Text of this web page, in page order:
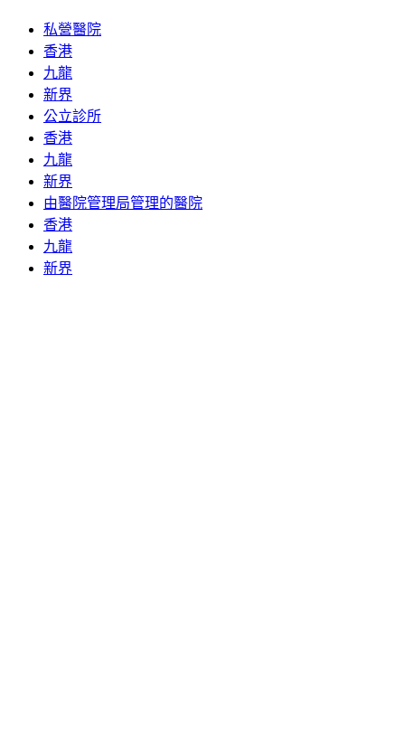
私營醫院
香港
九龍
新界
公立診所
香港
九龍
新界
由醫院管理局管理的醫院
香港
九龍
新界